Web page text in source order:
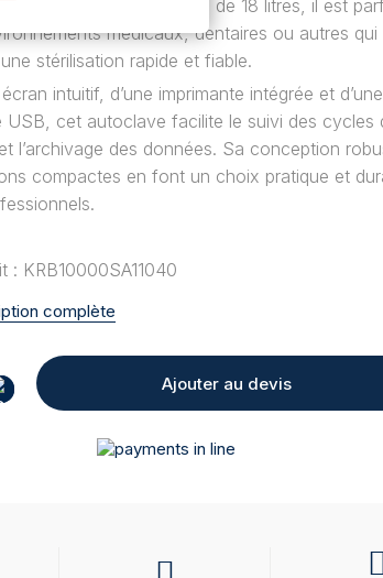
Avec une capacité de 18 litres, il est
médicaux, dentaires ou autres qui
stérilisation rapide et fiable.
écran intuitif, d’une imprimante intégrée et d’une
USB, cet autoclave facilite le suivi des cycles
l’archivage des données. Sa conception
compactes en font un choix pratique et
: KRB10000SA11040
complète
Ajouter au devis